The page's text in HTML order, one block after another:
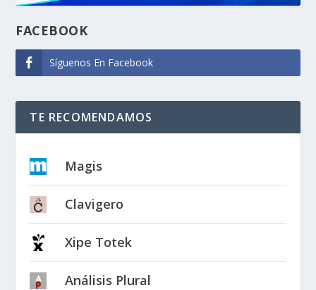
FACEBOOK
Síguenos En Facebook
TE RECOMENDAMOS
Magis
Clavigero
Xipe Totek
Análisis Plural